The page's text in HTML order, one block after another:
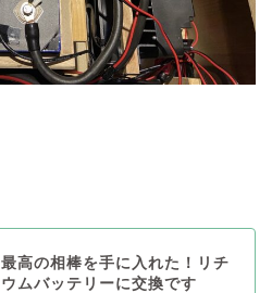
最高の相棒を手に入れた！リチ
ウムバッテリーに交換です